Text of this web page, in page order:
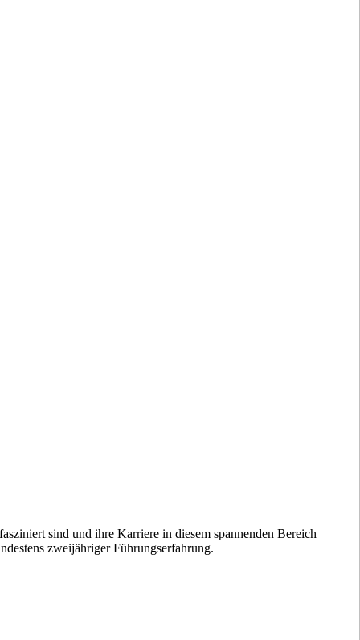
sind und ihre Karriere in diesem spannenden Bereich
zweijähriger Führungserfahrung.